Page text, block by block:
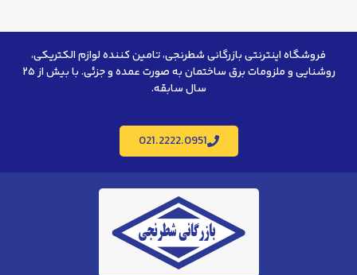
فروشگاه اینترنتی بازرگانی شطرنجی، تامین کننده لوازم الکتریکی،
روشنایی و ملزومات برق ساختمان به صورت عمده و جزئی. با بیش از ۲۵
سال سابقه.
021.2222.0951